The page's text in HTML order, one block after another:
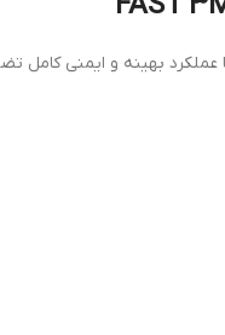
عملکرد بهینه و ایمنی کامل